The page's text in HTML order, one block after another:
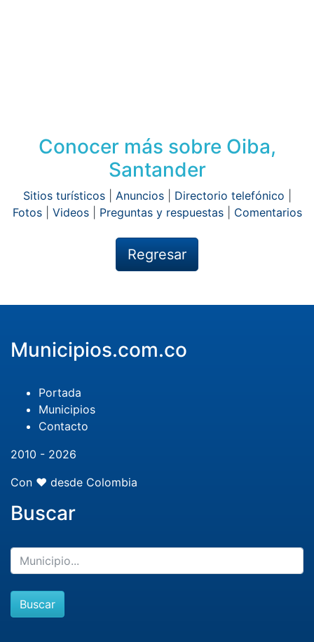
Conocer más sobre Oiba,
Santander
Sitios turísticos| Anuncios| Directorio telefónico
Fotos| Videos| Preguntas y respuestas| Comentarios
Regresar
Municipios.com.co
Portada
Municipios
Contacto
2010 - 2026
Con ❤️ desde Colombia
Buscar
Buscar